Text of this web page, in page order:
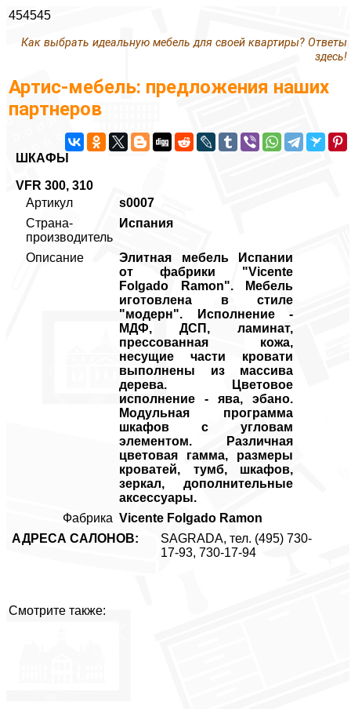
454545
Как выбрать идеальную мебель для своей квартиры? Ответы
здесь!
Артис-мебель: предложения наших
партнеров
ШКАФЫ
VFR 300, 310
Артикул
s0007
Страна-
производитель
Испания
Описание
Элитная мебель Испании
от фабрики "Vicente
Folgado Ramon". Мебель
иготовлена в стиле
"модерн". Исполнение -
МДФ, ДСП, ламинат,
прессованная кожа,
несущие части кровати
выполнены из массива
дерева. Цветовое
исполнение - ява, эбано.
Модульная программа
шкафов с угловам
элементом. Различная
цветовая гамма, размеры
кроватей, тумб, шкафов,
зеркал, дополнительные
аксессуары.
Фабрика Vicente Folgado Ramon
АДРЕСА САЛОНОВ:
SAGRADA, тел. (495) 730-
17-93, 730-17-94
Смотрите также: